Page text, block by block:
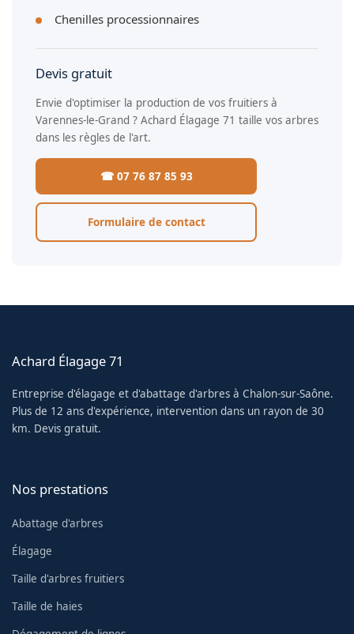
Chenilles processionnaires
Devis gratuit
Envie d'optimiser la production de vos fruitiers à
Varennes-le-Grand ? Achard Élagage 71 taille vos arbres
dans les règles de l'art.
☎ 07 76 87 85 93
Formulaire de contact
Achard Élagage 71
Entreprise d'élagage et d'abattage d'arbres à Chalon-sur-Saône.
Plus de 12 ans d'expérience, intervention dans un rayon de 30
km. Devis gratuit.
Nos prestations
Abattage d'arbres
Élagage
Taille d'arbres fruitiers
Taille de haies